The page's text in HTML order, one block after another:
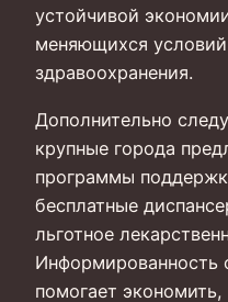
устойчивой
меняющихся
здравоохранения.
Дополнительно
крупные города
программы
бесплатные
льготное
Информированность
помогает экономить,